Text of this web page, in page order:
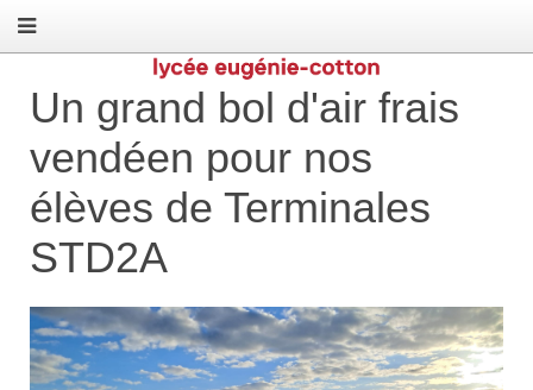
Un grand bol d'air frais
vendéen pour nos
élèves de Terminales
STD2A